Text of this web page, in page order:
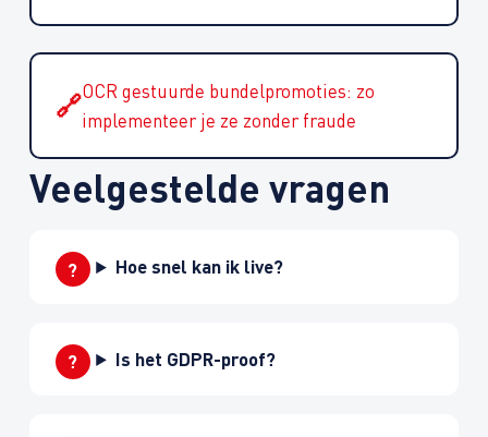
🔗OCR gestuurde bundelpromoties: zo
implementeer je ze zonder fraude
Veelgestelde vragen
Hoe snel kan ik live?
Is het GDPR-proof?